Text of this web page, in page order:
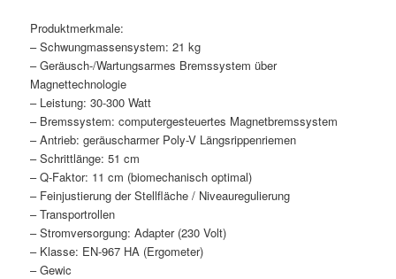
Produktmerkmale:
– Schwungmassensystem: 21 kg
– Geräusch-/Wartungsarmes Bremssystem über
Magnettechnologie
– Leistung: 30-300 Watt
– Bremssystem: computergesteuertes Magnetbremssystem
– Antrieb: geräuscharmer Poly-V Längsrippenriemen
– Schrittlänge: 51 cm
– Q-Faktor: 11 cm (biomechanisch optimal)
– Feinjustierung der Stellfläche / Niveauregulierung
– Transportrollen
– Stromversorgung: Adapter (230 Volt)
– Klasse: EN-967 HA (Ergometer)
– Gewic